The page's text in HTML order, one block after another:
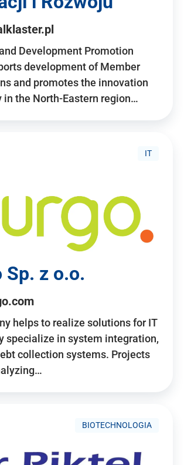
Development Promotion
development of Member
and promotes the innovation
in the North-Eastern region…
IT
Sp. z o.o.
helps to realize solutions for IT
specialize in system integration,
collection systems. Projects
BIOTECHNOLOGIA